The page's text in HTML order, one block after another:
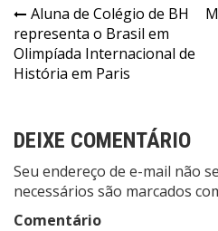
Navegação
de
Post
Aluna de Colégio de BH
representa o Brasil em
Olimpíada Internacional de
História em Paris
DEIXE COMENTÁRIO
Seu endereço de e-mail não
necessários são marcados
Comentário